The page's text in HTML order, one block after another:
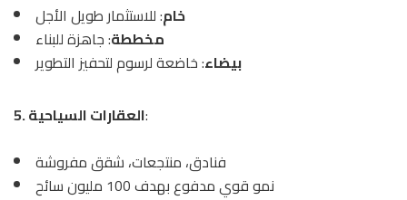
خام: للاستثمار طويل الأجل
مخططة: جاهزة للبناء
بيضاء: خاضعة لرسوم لتحفيز التطوير
5. العقارات السياحية:
فنادق، منتجعات، شقق مفروشة
نمو قوي مدفوع بهدف 100 مليون سائح